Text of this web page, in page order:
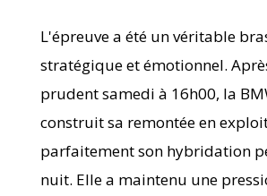
L'épreuve a été un véritable
stratégique et émotionnel.
prudent samedi à 16h00, la
construit sa remontée en
parfaitement son hybridation
nuit. Elle a maintenu une